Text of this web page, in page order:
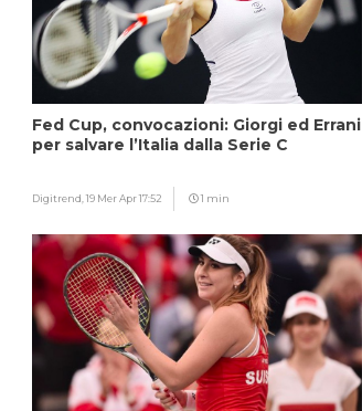
Fed Cup, convocazioni: Giorgi ed Errani
per salvare l’Italia dalla Serie C
Digitrend,19 Mer Apr 17:52 1 min